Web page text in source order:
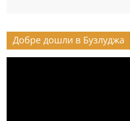
Добре дошли в Бузлуджа